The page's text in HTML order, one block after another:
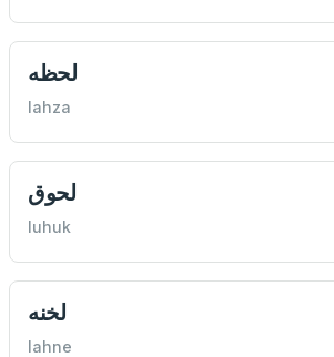
لحظه
lahza
لحوق
luhuk
لخنه
lahne